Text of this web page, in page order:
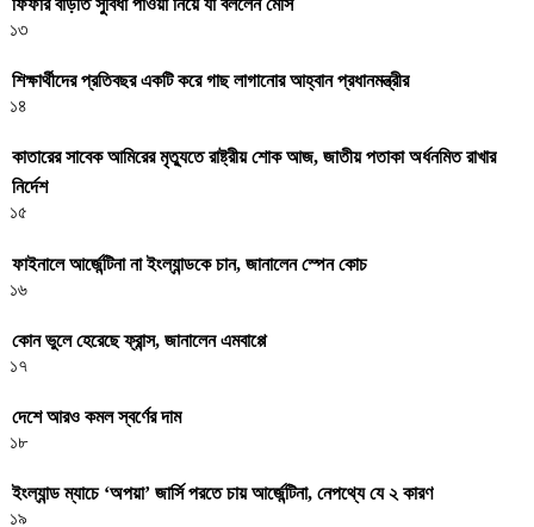
১৩
শিক্ষার্থীদের প্রতিবছর একটি করে গাছ লাগানোর আহ্বান প্রধানমন্ত্রীর
১৪
কাতারের সাবেক আমিরের মৃত্যুতে রাষ্ট্রীয় শোক আজ, জাতীয় পতাকা অর্ধনমিত রাখার
নির্দেশ
১৫
ফাইনালে আর্জেন্টিনা না ইংল্যান্ডকে চান, জানালেন স্পেন কোচ
১৬
কোন ভুলে হেরেছে ফ্রান্স, জানালেন এমবাপ্পে
১৭
দেশে আরও কমল স্বর্ণের দাম
১৮
ইংল্যান্ড ম্যাচে ‘অপয়া’ জার্সি পরতে চায় আর্জেন্টিনা, নেপথ্যে যে ২ কারণ
১৯